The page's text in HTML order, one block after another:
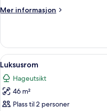
Mer informasjon
Mer
–
luksus
Åpne
alle
bildene
av
Luksusrom
4
Luksusrom
Hageutsikt
46 m²
Plass til 2 personer